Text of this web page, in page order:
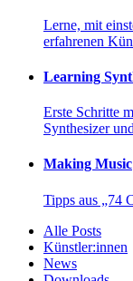
Lerne, mit
erfahrenen
Learning
Erste Schritte
Synthesizer
Making Music
Tipps aus „74
Alle Posts
Künstler:innen
News